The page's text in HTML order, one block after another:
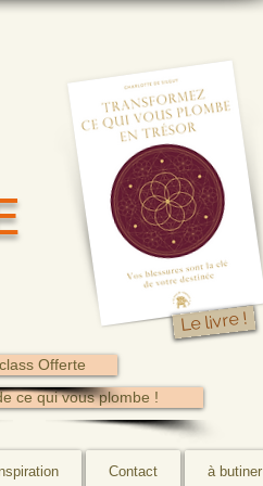
Le livre !
ce qui vous plombe !
Offerte
Contact à butiner